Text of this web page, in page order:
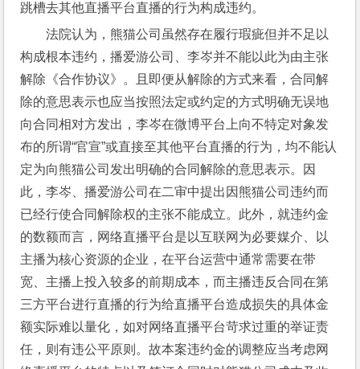
跳槽去其他直播平台直播的行为构成违约。
法院认为，熊猫公司虽然存在履行瑕疵但并不足以
构成根本违约，播爱游公司、李岑并不能以此为由主张
解除《合作协议》。且即便从解除的方式来看，合同解
除的意思表示也应当按照法定或约定的方式明确无误地
向合同相对方发出，李岑在微博平台上向不特定对象发
布的所谓“官宣”或直接至其他平台直播的行为，均不能认
定为向熊猫公司发出明确的合同解除的意思表示。因
此，李岑、播爱游公司在二审中提出因熊猫公司违约而
已经行使合同解除权的主张不能成立。此外，就违约金
的数额而言，网络直播平台是以互联网为必要媒介、以
主播为核心资源的企业，在平台运营中通常需要在带
宽、主播上投入较多的前期成本，而主播违反合同在第
三方平台进行直播的行为给直播平台造成损失的具体金
额实际难以量化，如对网络直播平台苛求过重的举证责
任，则有违公平原则。故本案违约金的调整应当考虑网